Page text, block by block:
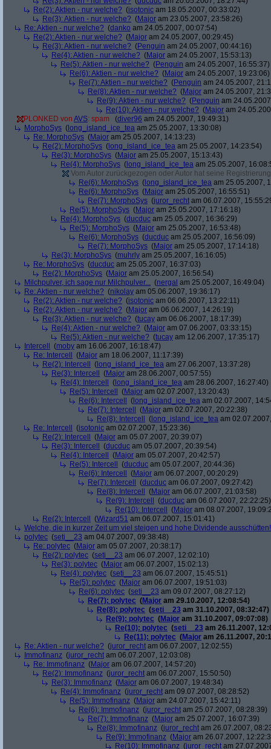
Re(2): Aktien - nur welche? (isotonic am 18.05.2007, 00:33:02)
Re(3): Aktien - nur welche? (Major am 23.05.2007, 23:58:26)
Re: Aktien - nur welche? (danko am 24.05.2007, 00:07:54)
Re(2): Aktien - nur welche? (Major am 24.05.2007, 00:29:45)
Re(3): Aktien - nur welche? (Penguin am 24.05.2007, 00:44:16)
Re(4): Aktien - nur welche? (Major am 24.05.2007, 15:53:13)
Re(5): Aktien - nur welche? (Penguin am 24.05.2007, 16:55:37)
Re(6): Aktien - nur welche? (Major am 24.05.2007, 19:23:06)
Re(7): Aktien - nur welche? (Penguin am 24.05.2007,
Re(8): Aktien - nur welche? (Major am 24.05.2007,
Re(9): Aktien - nur welche? (Penguin am
Re(10): Aktien - nur welche? (Major am
PLONKED von AVS: spam (diver96 am 24.05.2007, 19:49:31)
MorphoSys ( long_island_ice_tea am 25.05.2007, 13:30:08)
Re: MorphoSys (Major am 25.05.2007, 14:13:23)
Re(2): MorphoSys ( long_island_ice_tea am 25.05.2007, 14:23:54)
Re(3): MorphoSys (Major am 25.05.2007, 15:13:43)
Re(4): MorphoSys ( long_island_ice_tea am 25.05.2007,
Vom Autor zurückgezogen oder Autor hat seine
Re(6): MorphoSys ( long_island_ice_tea am 25.05.2007,
Re(6): MorphoSys (Major am 25.05.2007, 16:55:51)
Re(7): MorphoSys (juror_recht am 06.07.2007,
Re(5): MorphoSys (Major am 25.05.2007, 17:16:18)
Re(4): MorphoSys (ducduc am 25.05.2007, 16:36:29)
Re(5): MorphoSys (Major am 25.05.2007, 16:53:48)
Re(6): MorphoSys (ducduc am 25.05.2007, 16:56:09)
Re(7): MorphoSys (Major am 25.05.2007, 17:14:18)
Re(3): MorphoSys (muhrly am 25.05.2007, 16:16:05)
Re: MorphoSys (ducduc am 25.05.2007, 16:37:03)
Re(2): MorphoSys (Major am 25.05.2007, 16:56:54)
Milchpulver, ich sage nur Milchpulver... (nergal am 25.05.2007, 16:49:04)
Re: Aktien - nur welche? (nikolay am 05.06.2007, 19:36:17)
Re(2): Aktien - nur welche? (isotonic am 06.06.2007, 13:22:11)
Re(2): Aktien - nur welche? (Major am 06.06.2007, 14:26:19)
Re(3): Aktien - nur welche? (tucay am 06.06.2007, 18:17:39)
Re(4): Aktien - nur welche? (Major am 07.06.2007, 03:33:15)
Re(5): Aktien - nur welche? (tucay am 12.06.2007, 17:35:17)
Intercell
(moby am 16.06.2007, 16:18:47)
Re: Intercell
(Major am 18.06.2007, 11:17:39)
Re(2): Intercell
( long_island_ice_tea am 27.06.2007, 13:37:28)
Re(3): Intercell
(Major am 28.06.2007, 00:57:55)
Re(4): Intercell
( long_island_ice_tea am 28.06.2007, 16:27:40)
Re(5): Intercell
(Major am 02.07.2007, 13:20:43)
Re(6): Intercell
( long_island_ice_tea am 02.07.2007,
Re(7): Intercell
(Major am 02.07.2007, 20:22:38)
Re(8): Intercell
( long_island_ice_tea am
Re: Intercell
(isotonic am 02.07.2007, 15:23:36)
Re(2): Intercell
(Major am 05.07.2007, 20:39:07)
Re(3): Intercell
(ducduc am 05.07.2007, 20:39:54)
Re(4): Intercell
(Major am 05.07.2007, 20:42:57)
Re(5): Intercell
(ducduc am 05.07.2007, 20:44:36)
Re(6): Intercell
(Major am 06.07.2007, 00:20:29)
Re(7): Intercell
(ducduc am 06.07.2007, 09:27:42)
Re(8): Intercell
(Major am 06.07.2007, 21:03:58)
Re(9): Intercell
(ducduc am 06.07.2007, 22:22:25)
Re(10): Intercell
(Major am 08.07.2007,
Re(2): Intercell
(Wizard51 am 06.07.2007, 15:01:41)
Welche, die in kurzer Zeit um viel steigen und hohe Dividende
polytec (seti__23 am 04.07.2007, 09:38:48)
Re: polytec (Major am 05.07.2007, 20:38:17)
Re(2): polytec (seti__23 am 06.07.2007, 12:02:10)
Re(3): polytec (Major am 06.07.2007, 15:02:13)
Re(4): polytec (seti__23 am 06.07.2007, 15:45:51)
Re(5): polytec (Major am 06.07.2007, 19:51:03)
Re(6): polytec (seti__23 am 09.07.2007, 08:27:12)
Re(7): polytec (Major am 29.10.2007, 12:08:54)
Re(8): polytec (seti__23 am 31.10.2007, 08:32:47)
Re(9): polytec (Major am 31.10.2007, 09:07:08)
Re(10): polytec (seti__23 am 26.11.2007,
Re(11): polytec (Major am 26.11.2007,
Re: Aktien - nur welche? (juror_recht am 06.07.2007, 12:02:55)
Immofinanz (juror_recht am 06.07.2007, 12:03:08)
Re: Immofinanz (Major am 06.07.2007, 14:57:20)
Re(2): Immofinanz (juror_recht am 06.07.2007, 15:50:50)
Re(3): Immofinanz (Major am 06.07.2007, 19:48:34)
Re(4): Immofinanz (juror_recht am 09.07.2007, 08:28:52)
Re(5): Immofinanz (Major am 24.07.2007, 15:42:11)
Re(6): Immofinanz (juror_recht am 25.07.2007, 08:28:39)
Re(7): Immofinanz (Major am 25.07.2007, 16:07:39)
Re(8): Immofinanz (juror_recht am 26.07.2007,
Re(9): Immofinanz (Major am 26.07.2007,
Re(10): Immofinanz (juror_recht am